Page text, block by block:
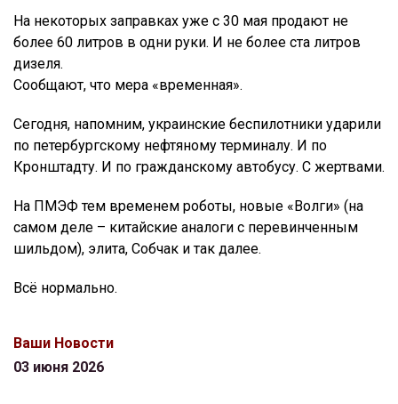
На некоторых заправках уже с 30 мая продают не
более 60 литров в одни руки. И не более ста литров
дизеля.
Сообщают, что мера «временная».
Сегодня, напомним, украинские беспилотники ударили
по петербургскому нефтяному терминалу. И по
Кронштадту. И по гражданскому автобусу. С жертвами.
На ПМЭФ тем временем роботы, новые «Волги» (на
самом деле – китайские аналоги с перевинченным
шильдом), элита, Собчак и так далее.
Всё нормально.
Ваши Новости
03 июня 2026